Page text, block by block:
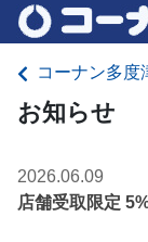
コーナン多度
お知らせ
2026.06.09
店舗受取限定